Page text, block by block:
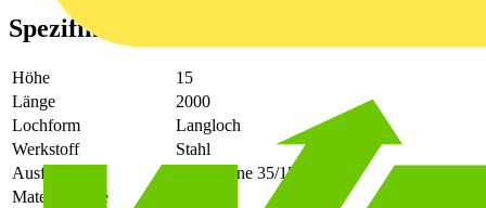
Spezifikationen
Höhe
15
Länge
2000
Lochform
Langloch
Werkstoff
Stahl
Ausführung
Hutschiene 35/15 mm
Materialstärke